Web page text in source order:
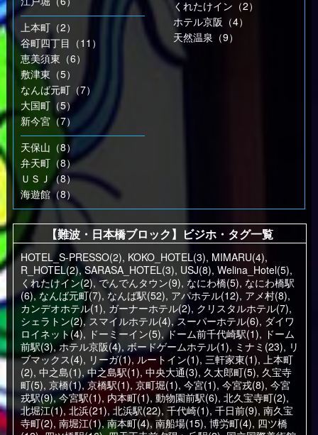
上本町（2）
谷町四丁目（11）
恵美須東（6）
敷津東（5）
なんば元町（7）
大国町（5）
新今宮（7）
天保山（8）
弁天町（8）
ＵＳＪ（8）
海遊館（8）
くれたけイン（2）
ホテル京阪（4）
天然温泉（9）
【難波・日本橋ブロック】ビジホ・タグ一覧
HOTEL_S-PRESSO(2), KOKO_HOTEL(3), MIMARU(4),
R_HOTEL(2),SARASA_HOTEL(3), USJ(8), Welina_Hotel(5),
くれたけイン(2), でんでんタウン(9), なにわ橋(5), なにわ橋駅
(6),なんば元町(7), なんば駅(52), アパホテル(12), アメ村(8),
カンデオホテル(1), ガーナーホテル(2), クリスタルホテル(7),
シェラトン(2),スマイルホテル(4),スーパーホテル(6), ダイワ
ロイネット(4), ドーミーイン(5),ドーム前千代崎駅(1), ドーム
前駅(3), ホテル京阪(4), ボードゲームホテル(1), ミナミ(23), リ
ブマックス(4), リーガ(1),ルートイン(1), 三軒家東(1), 上本町
(2), 中之島(1),中之島駅(1), 中央大通(3), 久太郎町(5), 久宝寺
町(5), 京橋(1), 京橋駅(1), 京町堀(1), 今宮(1), 今宮戎(8), 今宮
戎駅(9),今宮駅(1), 内本町(1), 動物園前駅(6), 北久宝寺町(2),
北堀江(1), 北浜(21),北浜駅(22), 千代崎(1), 千日前(9), 南久宝
寺町(2), 南堀江(1),南本町(4), 南船場(15), 博労町(4), 四ツ橋